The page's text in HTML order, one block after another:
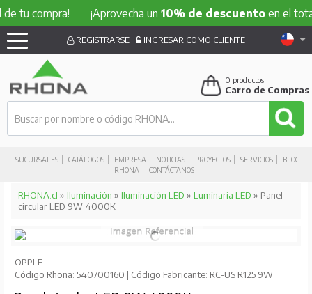
¡Aprovecha un10% de descuentoen el total de tu
SUCURSALES CATÁLOGOS EMPRESA NOTICIAS PROYECTOS SERVICIOS
BLOG
RHONA
CONTÁCTANOS
REGISTRARSE INGRESAR COMO CLIENTE
0 productos
Carro de Compras
RHONA.cl » Iluminación » Iluminación LED » Luminaria LED » Panel
circular LED 9W 4000K
OPPLE
Código Rhona: 540700160 | Código Fabricante: RC-US R125 9W